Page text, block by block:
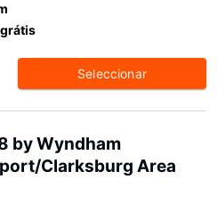
Seleccionar
by Wyndham
Clarksburg Area